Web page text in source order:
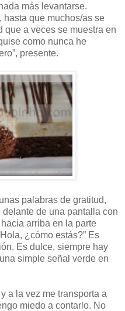
más levantarse.
hasta que muchos/as se
que a veces se muestra en
como nunca he
presente.
palabras de gratitud,
de una pantalla con
arriba en la parte
¿cómo estás?” Es
Es dulce, siempre hay
simple señal verde en
a la vez me transporta a
miedo a contarlo. No